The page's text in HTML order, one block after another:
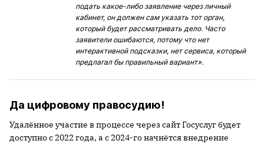
подать какое-либо заявление через личный
кабинет, он должен сам указать тот орган,
который будет рассматривать дело. Часто
заявители ошибаются, потому что нет
интерактивной подсказки, нет сервиса, который
предлагал бы правильный вариант».
Да цифровому правосудию!
Удалённое участие в процессе через сайт Госуслуг будет
доступно с 2022 года, а с 2024-го начнётся внедрение